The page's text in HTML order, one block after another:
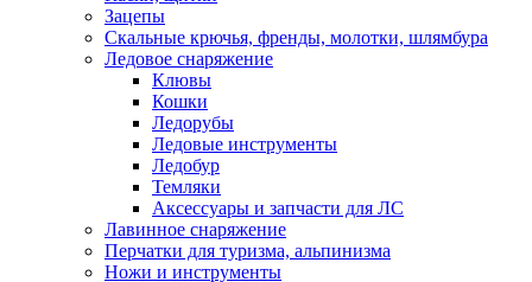
Зацепы
Скальные крючья, френды, молотки, шлямбура
Ледовое снаряжение
Клювы
Кошки
Ледорубы
Ледовые инструменты
Ледобур
Темляки
Аксессуары и запчасти для ЛС
Лавинное снаряжение
Перчатки для туризма, альпинизма
Ножи и инструменты